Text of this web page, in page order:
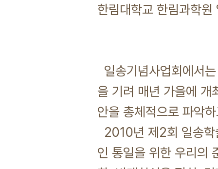
한림대학교 한림과학원
일송기념사업회에서
을 기려 매년 가을에
안을 총체적으로 파악
2010년 제2회 일송학
인 통일을 위한 우리의